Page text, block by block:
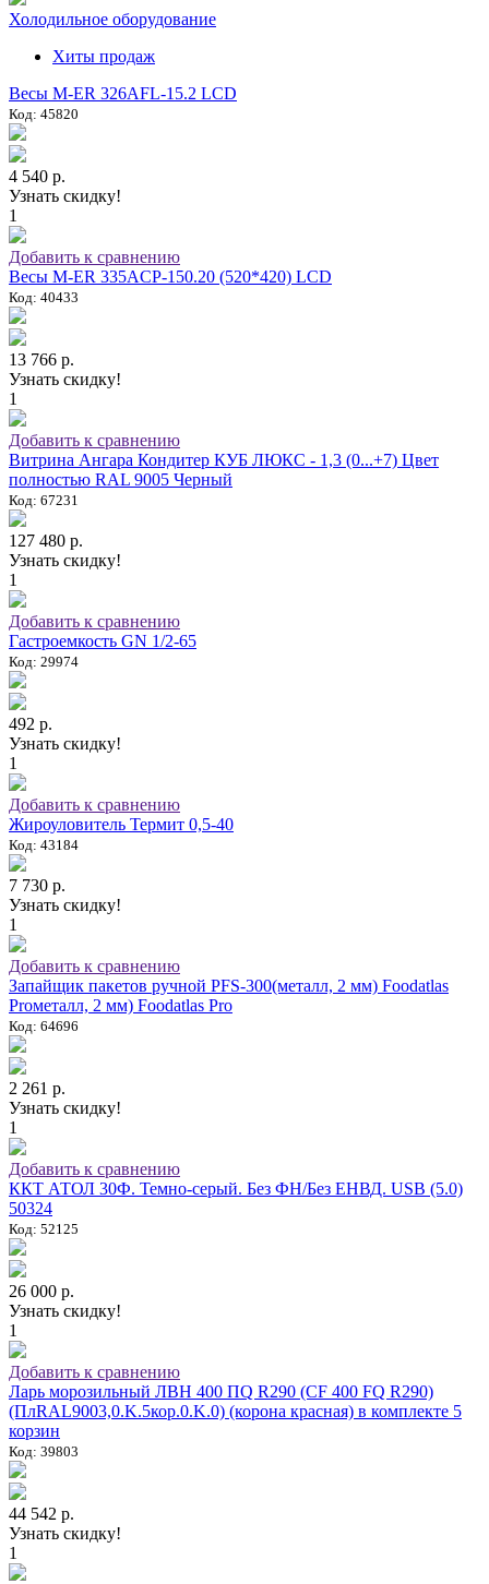
Холодильное оборудование
Хиты продаж
Весы M-ER 326AFL-15.2 LCD
Код: 45820
4 540 р.
Узнать скидку!
1
Добавить к сравнению
Весы M-ER 335ACP-150.20 (520*420) LCD
Код: 40433
13 766 р.
Узнать скидку!
1
Добавить к сравнению
Витрина Ангара Кондитер КУБ ЛЮКС - 1,3 (0...+7) Цвет
полностью RAL 9005 Черный
Код: 67231
127 480 р.
Узнать скидку!
1
Добавить к сравнению
Гастроемкость GN 1/2-65
Код: 29974
492 р.
Узнать скидку!
1
Добавить к сравнению
Жироуловитель Термит 0,5-40
Код: 43184
7 730 р.
Узнать скидку!
1
Добавить к сравнению
Запайщик пакетов ручной PFS-300(металл, 2 мм) Foodatlas
Proметалл, 2 мм) Foodatlas Pro
Код: 64696
2 261 р.
Узнать скидку!
1
Добавить к сравнению
ККТ АТОЛ 30Ф. Темно-серый. Без ФН/Без ЕНВД. USB (5.0)
50324
Код: 52125
26 000 р.
Узнать скидку!
1
Добавить к сравнению
Ларь морозильный ЛВН 400 ПQ R290 (СF 400 FQ R290)
(ПлRAL9003,0.K.5кор.0.K.0) (корона красная) в комплекте 5
корзин
Код: 39803
44 542 р.
Узнать скидку!
1